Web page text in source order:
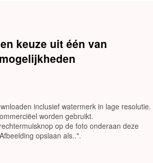
keuze uit één van
inclusief watermerk in lage resolutie.
worden gebruikt.
op de foto onderaan deze
opslaan als..".